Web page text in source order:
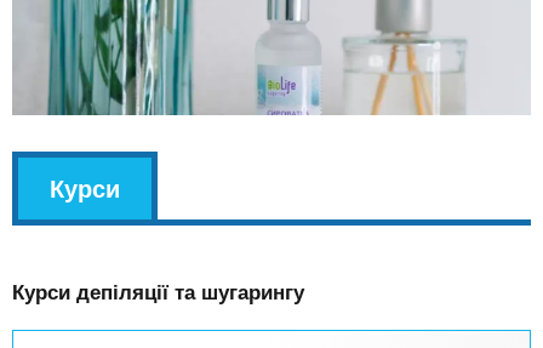
l
Курси
(
а
т
и
Курси депіляції та шугарингу